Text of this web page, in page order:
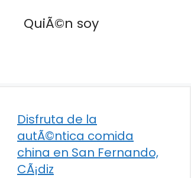
QuiÃ©n soy
Disfruta de la
autÃ©ntica comida
china en San Fernando,
CÃ¡diz